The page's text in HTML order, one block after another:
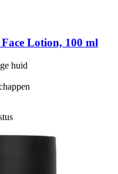
Lotion, 100 ml
huid